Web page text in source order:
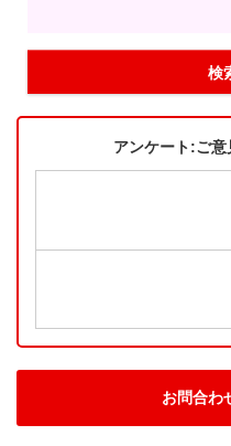
検
アンケート:ご
お問合わ